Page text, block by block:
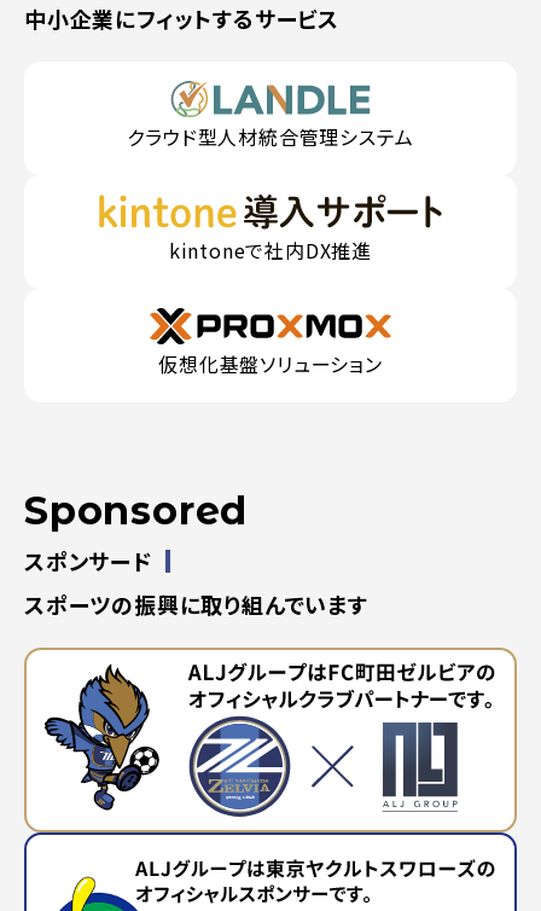
中小企業にフィットするサービス
クラウド型人材統合管理システム
kintoneで社内DX推進
仮想化基盤ソリューション
Sponsored
スポンサード
スポーツの振興に取り組んでいます